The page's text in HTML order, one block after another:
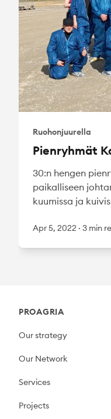
Ruohonjuurella
Pienryhmät
30:n hengen
paikalliseen
kuumissa ja
Apr 5, 2022 · 3 min
PROAGRIA
Our strategy
Our Network
Services
Projects